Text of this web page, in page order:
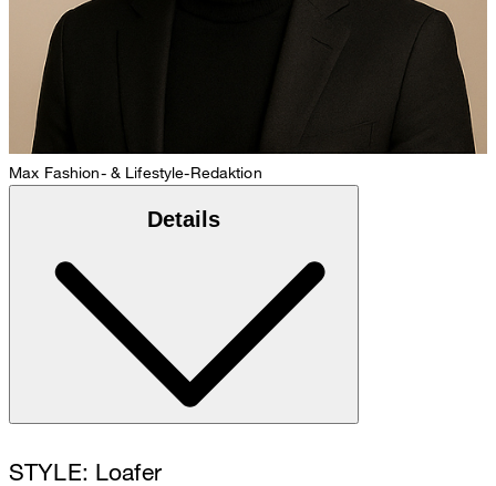
Max Fashion- & Lifestyle-Redaktion
Details
STYLE: Loafer